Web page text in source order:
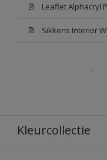
Leaflet Alphacryl
Kleurcollectie